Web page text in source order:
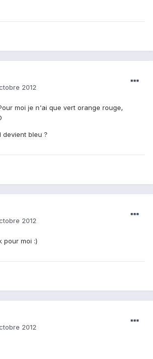
2012
moi je n'ai que vert orange rouge,
devient bleu ?
2012
pour moi :)
2012